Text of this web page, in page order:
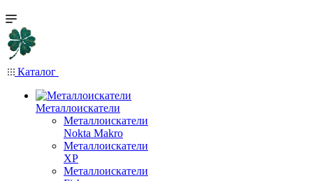
Каталог
Металлоискатели
Металлоискатели
Nokta Makro
Металлоискатели
XP
Металлоискатели